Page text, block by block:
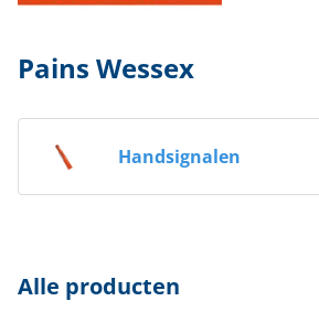
Pains Wessex
Handsignalen
Alle producten